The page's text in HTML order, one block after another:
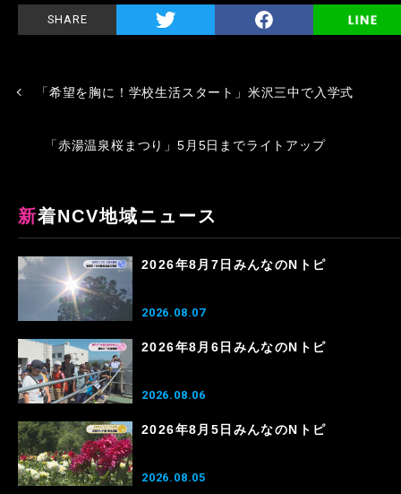
SHARE
「希望を胸に！学校生活スタート」米沢三中で入学式
「赤湯温泉桜まつり」5月5日までライトアップ
新着NCV地域ニュース
2026年8月7日みんなのNトピ
2026.08.07
2026年8月6日みんなのNトピ
2026.08.06
2026年8月5日みんなのNトピ
2026.08.05